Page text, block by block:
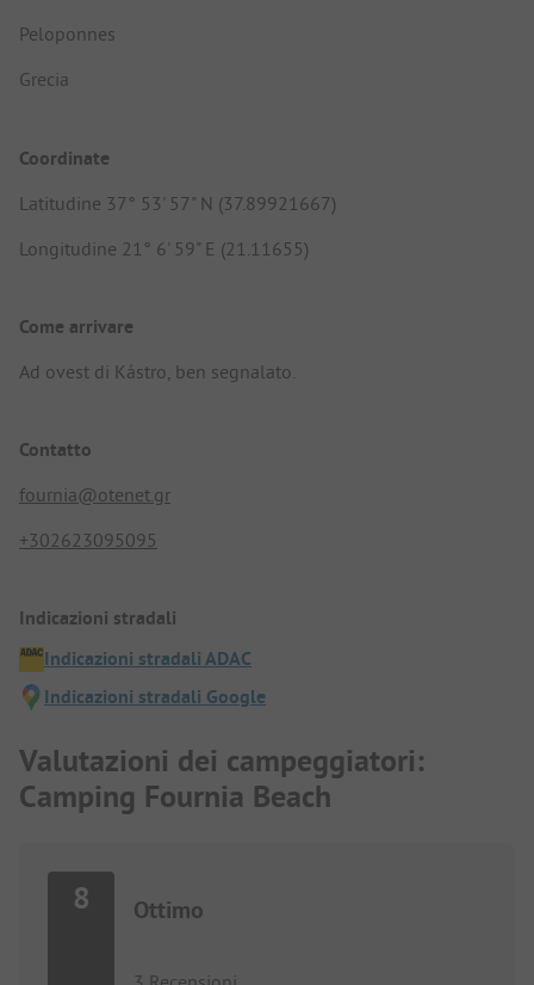
Peloponnes
Grecia
Coordinate
Latitudine 37° 53' 57" N (37.89921667)
Longitudine 21° 6' 59" E (21.11655)
Come arrivare
Ad ovest di Kástro, ben segnalato.
Contatto
fournia@otenet.gr
+302623095095
Indicazioni stradali
Indicazioni stradali ADAC
Indicazioni stradali Google
Valutazioni dei campeggiatori:
Camping Fournia Beach
8 Ottimo